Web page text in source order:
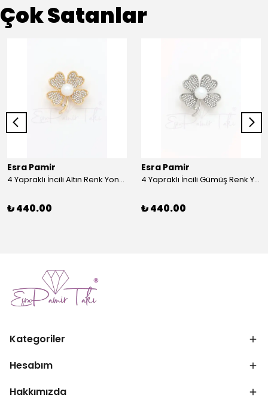
Çok Satanlar
Esra Pamir
4 Yapraklı İncili Altın Renk Yonca Broş
₺ 440.00
Esra Pamir
4 Yapraklı İncili Gümüş Renk Yonca Broş
₺ 440.00
Kategoriler
Hesabım
Hakkımızda